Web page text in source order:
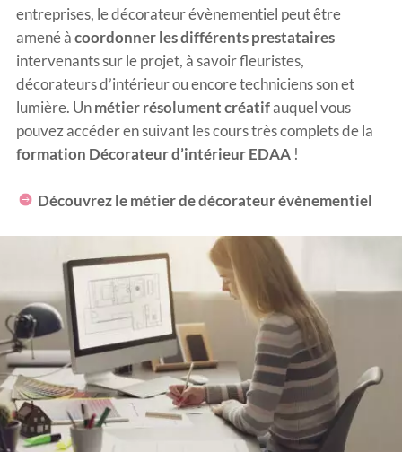
entreprises, le décorateur évènementiel peut être
amené à coordonner les différents prestataires
intervenants sur le projet, à savoir fleuristes,
décorateurs d’intérieur ou encore techniciens son et
lumière. Un métier résolument créatifauquel vous
pouvez accéder en suivant les cours très complets de la
formation Décorateur d’intérieur EDAA!
Découvrez le métier de décorateur évènementiel